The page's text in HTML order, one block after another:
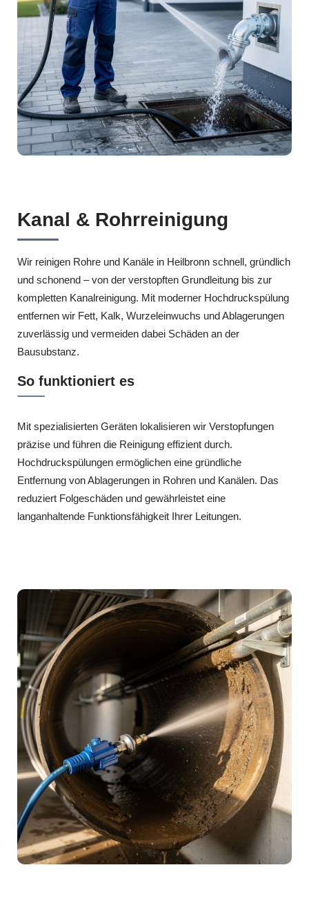
Kanal & Rohrreinigung
Wir reinigen Rohre und Kanäle in Heilbronn schnell, gründlich
und schonend – von der verstopften Grundleitung bis zur
kompletten Kanalreinigung. Mit moderner Hochdruckspülung
entfernen wir Fett, Kalk, Wurzeleinwuchs und Ablagerungen
zuverlässig und vermeiden dabei Schäden an der
Bausubstanz.
So funktioniert es
Mit spezialisierten Geräten lokalisieren wir Verstopfungen
präzise und führen die Reinigung effizient durch.
Hochdruckspülungen ermöglichen eine gründliche
Entfernung von Ablagerungen in Rohren und Kanälen. Das
reduziert Folgeschäden und gewährleistet eine
langanhaltende Funktionsfähigkeit Ihrer Leitungen.